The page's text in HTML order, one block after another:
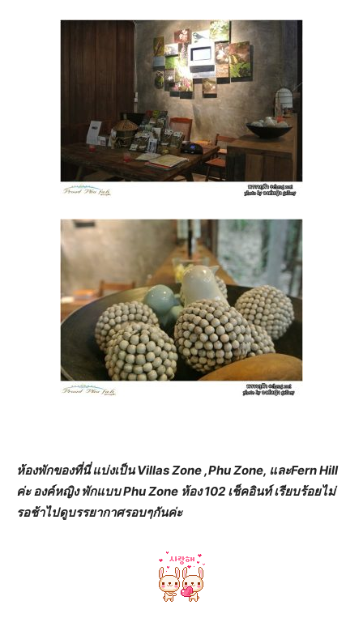
ห้องพักของที่นี่ แบ่งเป็น Villas Zone ,Phu Zone, และFern Hill
ค่ะ องค์หญิง พักแบบ Phu Zone ห้อง 102 เช็คอินท์ เรียบร้อยไม่
รอช้าไปดูบรรยากาศรอบๆกันค่ะ